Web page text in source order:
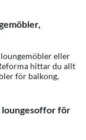
eller
hittar du allt
för balkong,
loungesoffor för